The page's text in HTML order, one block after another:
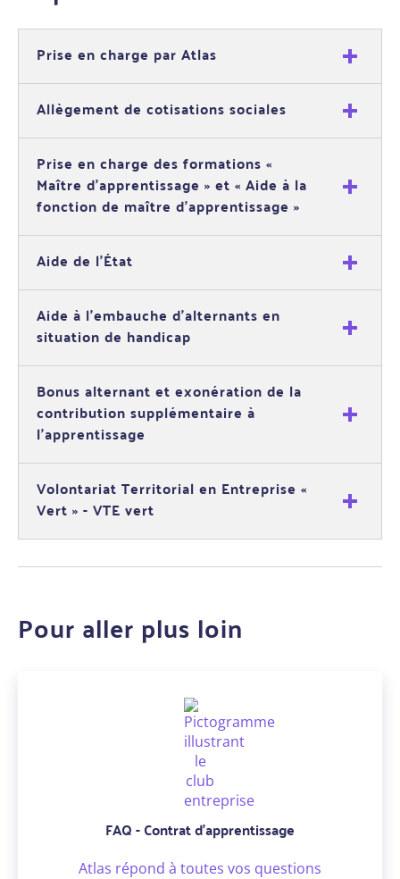
Prise en charge par Atlas
Allègement de cotisations sociales
Prise en charge des formations «
Maître d’apprentissage » et « Aide à la
fonction de maître d’apprentissage »
Aide de l’État
Aide à l’embauche d’alternants en
situation de handicap
Bonus alternant et exonération de la
contribution supplémentaire à
l’apprentissage
Volontariat Territorial en Entreprise «
Vert » - VTE vert
Pour aller plus loin
FAQ - Contrat d'apprentissage
Atlas répond à toutes vos questions